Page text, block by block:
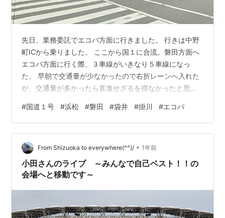
先日、業務委託でエコパ方面に行きました。 行きは中野
町ICから乗りました。 ここから国１に合流。磐田方面へ
エコパ方面に行く際、３車線がいきなり５車線になっ
た。 早朝で交通量が少なかったので右折レーンへ入れた
が、交通量が多かったら直進せざるを得なかったと思
線になる。最初から一番右にいないと進路変更が厳し
い。 帰りも中野町ICで降りる予定でしたが、通り過ぎて
しまった！ 国１中野町ICの降り口は左。 そのまま直進し
たら出てきたのこれ。 直進すればいいのか、坂を上れば
いいのか 自分はそのまま直進して右折レーンへ。 坂を上
らず直進して右折レーンへ 坂…
#国道１号 #浜松 #磐田 #袋井 #掛川 #エコパ
From Shizuoka to everywhere(^^)/ • 1年前
小田さんのライブ ～みんなで自己ベスト！！の
会場へと移動です～